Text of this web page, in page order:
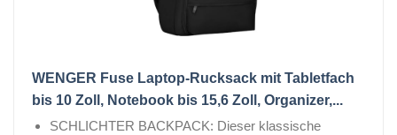
WENGER Fuse Laptop-Rucksack mit Tabletfach
bis 10 Zoll, Notebook bis 15,6 Zoll, Organizer,...
SCHLICHTER BACKPACK: Dieser klassische